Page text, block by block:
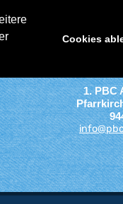
Cookies
1. PBC